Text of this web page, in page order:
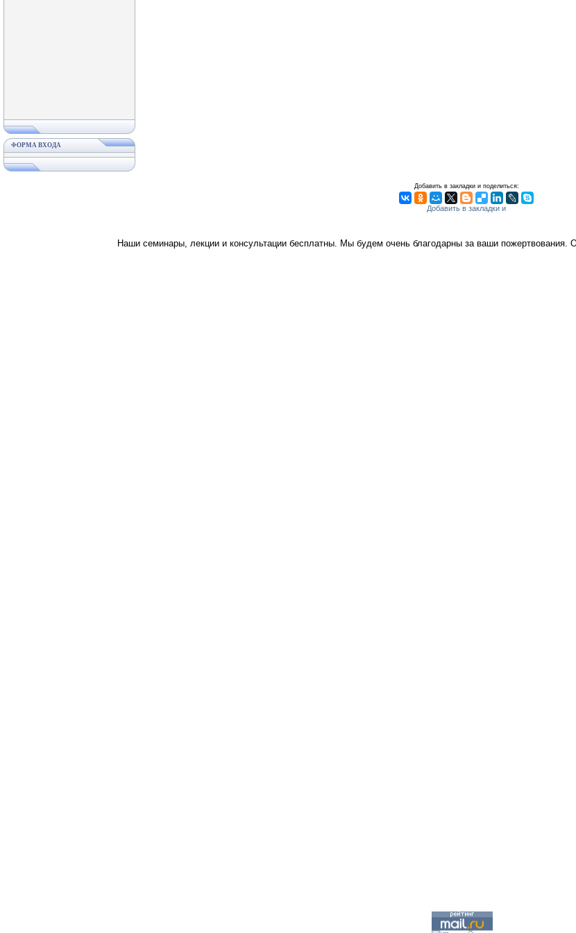
ФОРМА ВХОДА
Добавить в закладки и поделиться:
Наши семинары, лекции и консультации бесплатны. Мы будем очень благодарны за ваши